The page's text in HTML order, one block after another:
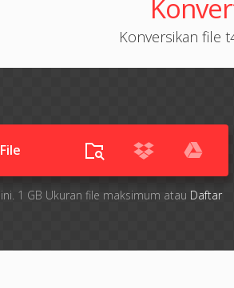
Konversikan file
1 GB Ukuran file maksimum atau Daftar